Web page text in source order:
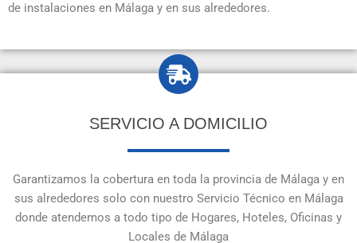
de instalaciones en Málaga y en sus alrededores.
SERVICIO A DOMICILIO
Garantizamos la cobertura en toda la provincia de Málaga y en
sus alrededores solo con nuestro Servicio Técnico en Málaga
donde atendemos a todo tipo de Hogares, Hoteles, Oficinas y
Locales de Málaga